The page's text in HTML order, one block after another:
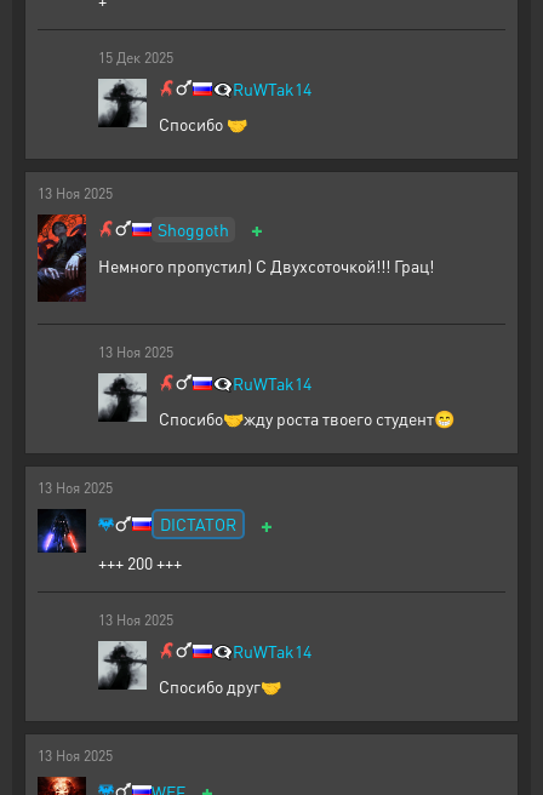
15 Дек 2025
👁️‍🗨️RuWTak14
Спосибо 🤝
13 Ноя 2025
Shoggoth +
Немного пропустил) С Двухсоточкой!!! Грац!
13 Ноя 2025
👁️‍🗨️RuWTak14
Спосибо🤝жду роста твоего студент😁
13 Ноя 2025
DICTATOR +
+++ 200 +++
13 Ноя 2025
👁️‍🗨️RuWTak14
Спосибо друг🤝
13 Ноя 2025